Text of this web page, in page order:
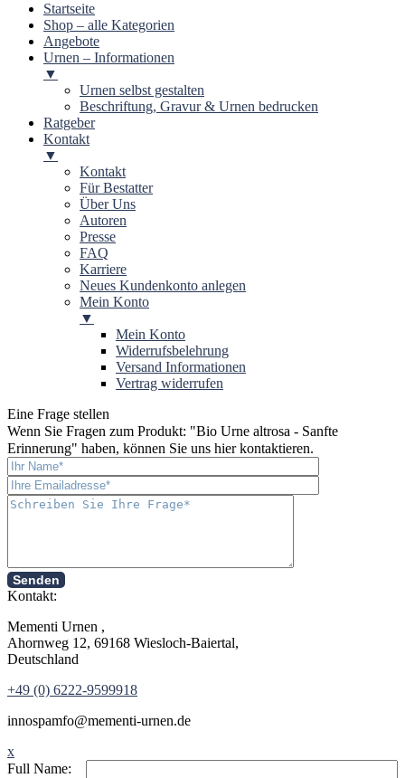
Startseite
Shop – alle Kategorien
Angebote
Urnen – Informationen
▼
Urnen selbst gestalten
Beschriftung, Gravur & Urnen bedrucken
Ratgeber
Kontakt
▼
Kontakt
Für Bestatter
Über Uns
Autoren
Presse
FAQ
Karriere
Neues Kundenkonto anlegen
Mein Konto
▼
Mein Konto
Widerrufsbelehrung
Versand Informationen
Vertrag widerrufen
Eine Frage stellen
Wenn Sie Fragen zum Produkt: "Bio Urne altrosa - Sanfte
Erinnerung" haben, können Sie uns hier kontaktieren.
Senden
Kontakt:
Mementi Urnen ,
Ahornweg 12, 69168 Wiesloch-Baiertal,
Deutschland
+49 (0) 6222-9599918
innospamfo@mementi-urnen.de
x
Full Name: